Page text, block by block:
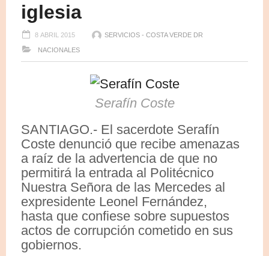
iglesia
8 ABRIL 2015 SERVICIOS - COSTA VERDE DR
NACIONALES
Serafín Coste
SANTIAGO.- El sacerdote Serafín
Coste denunció que recibe amenazas
a raíz de la advertencia de que no
permitirá la entrada al Politécnico
Nuestra Señora de las Mercedes al
expresidente Leonel Fernández,
hasta que confiese sobre supuestos
actos de corrupción cometido en sus
gobiernos.